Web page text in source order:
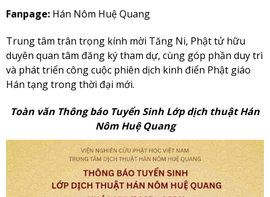
Fanpage: Hán Nôm Huệ Quang
Trung tâm trân trọng kính mời Tăng Ni, Phật tử hữu
duyên quan tâm đăng ký tham dự, cùng góp phần duy trì
và phát triển công cuộc phiên dịch kinh điển Phật giáo
Hán tạng trong thời đại mới.
Toàn văn Thông báo Tuyển Sinh Lớp dịch thuật Hán
Nôm Huệ Quang